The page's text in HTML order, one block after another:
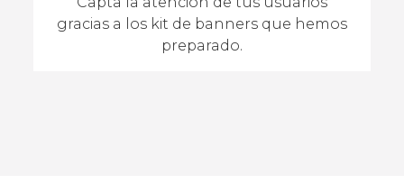
gracias a los kit de banners que hemos
preparado.